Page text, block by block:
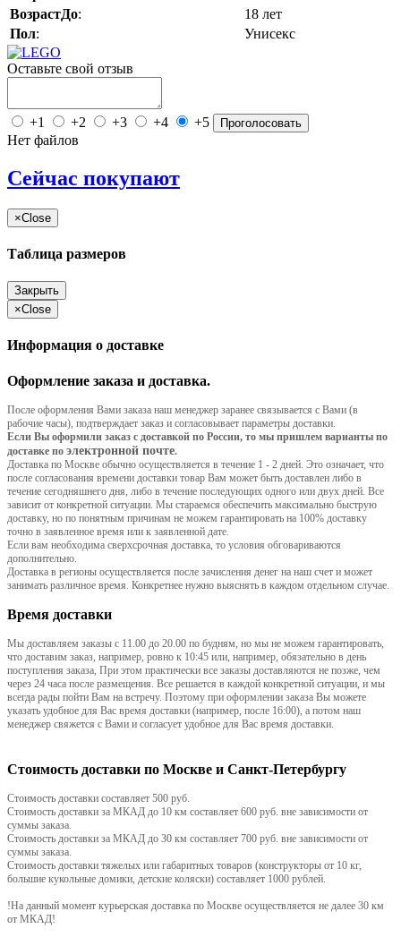
ВозрастДо:
18 лет
Пол: Унисекс
Оставьте свой отзыв
+1 +2 +3 +4 +5 Проголосовать
Нет файлов
Сейчас покупают
×Close
Таблица размеров
Закрыть
×Close
Информация о доставке
Оформление заказа и доставка.
После оформления Вами заказа наш менеджер заранее связывается с Вами (в
рабочие часы), подтверждает заказ и согласовывает параметры доставки.
Если Вы оформили заказ с доставкой по России, то мы пришлем варианты по
доставке по электронной почте.
Доставка по Москве обычно осуществляется в течение 1 - 2 дней. Это означает, что
после согласования времени доставки товар Вам может быть доставлен либо в
течение сегодняшнего дня, либо в течение последующих одного или двух дней. Все
зависит от конкретной ситуации. Мы стараемся обеспечить максимально быструю
доставку, но по понятным причинам не можем гарантировать на 100% доставку
точно в заявленное время или к заявленной дате.
Если вам необходима сверхсрочная доставка, то условия обговариваются
дополнительно.
Доставка в регионы осуществляется после зачисления денег на наш счет и может
занимать различное время. Конкретнее нужно выяснять в каждом отдельном случае.
Время доставки
Мы доставляем заказы с 11.00 до 20.00 по будням, но мы не можем гарантировать,
что доставим заказ, например, ровно к 10:45 или, например, обязательно в день
поступления заказа, При этом практически все заказы доставляются не позже, чем
через 24 часа после размещения. Все решается в каждой конкретной ситуации, и мы
всегда рады пойти Вам на встречу. Поэтому при оформлении заказа Вы можете
указать удобное для Вас время доставки (например, после 16:00), а потом наш
менеджер свяжется с Вами и согласует удобное для Вас время доставки.
Стоимость доставки по Москве и Санкт-Петербургу
Стоимость доставки составляет 500 руб.
Стоимость доставки за МКАД до 10 км составляет 600 руб. вне зависимости от
суммы заказа.
Стоимость доставки за МКАД до 30 км составляет 700 руб. вне зависимости от
суммы заказа.
Стоимость доставки тяжелых или габаритных товаров (конструкторы от 10 кг,
большие кукольные домики, детские коляски) составляет 1000 рублей.
!На данный момент курьерская доставка по Москве осуществляется не далее 30 км
от МКАД!